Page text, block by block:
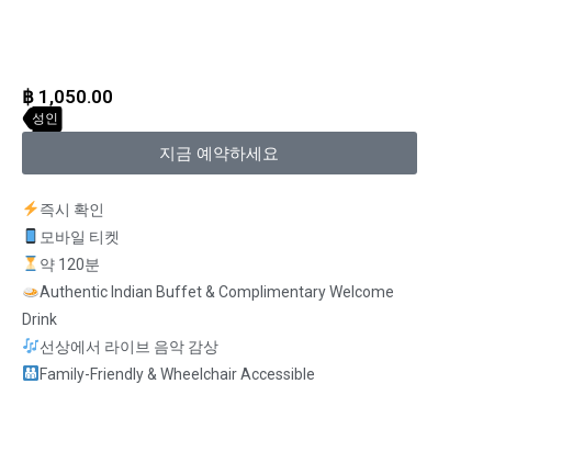
฿1,050.00
성인
지금 예약하세요
즉시 확인
모바일 티켓
약 120분
Authentic Indian Buffet & Complimentary Welcome
Drink
선상에서 라이브 음악 감상
Family-Friendly & Wheelchair Accessible